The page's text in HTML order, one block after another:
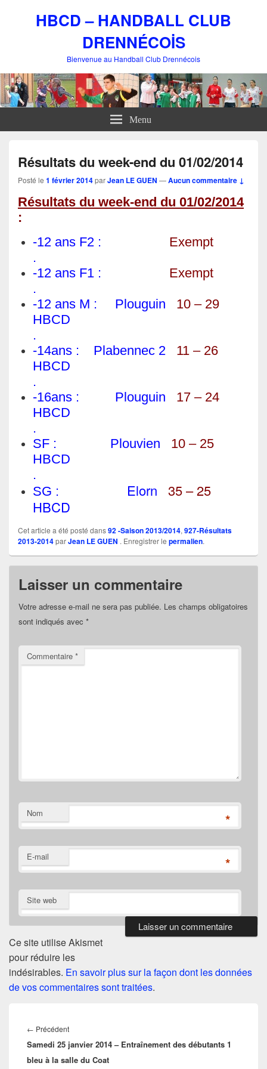
HBCD – HANDBALL CLUB
DRENNÉCOİS
Bienvenue au Handball Club Drennécois
Menu
Résultats du week-end du 01/02/2014
Posté le 1 février 2014parJean LE GUEN —Aucun commentaire ↓
Résultats du week-end du 01/02/2014
:
-12 ans F2 : Exempt
.
-12 ans F1 : Exempt
.
-12 ans M : Plouguin 10 – 29
HBCD
.
-14ans : Plabennec 2 11 – 26
HBCD
.
-16ans : Plouguin 17 – 24
HBCD
.
SF : Plouvien 10 – 25
HBCD
.
SG :
Elorn 35 – 25
HBCD
Cet article a été posté dans92 -Saison 2013/2014,927-Résultats
2013-2014parJean LE GUEN . Enregistrer le permalien.
Laisser un commentaire
Votre adresse e-mail ne sera pas publiée. Les champs obligatoires
sont indiqués avec *
Commentaire *
Nom *
E-mail *
Site web
Ce site utilise Akismet
pour réduire les
indésirables. En savoir plus sur la façon dont les données
de vos commentaires sont traitées.
de
l’article
← PrécédentArticle
précédent :
Samedi 25 janvier 2014 – Entraînement des débutants 1
bleu à la salle du Coat